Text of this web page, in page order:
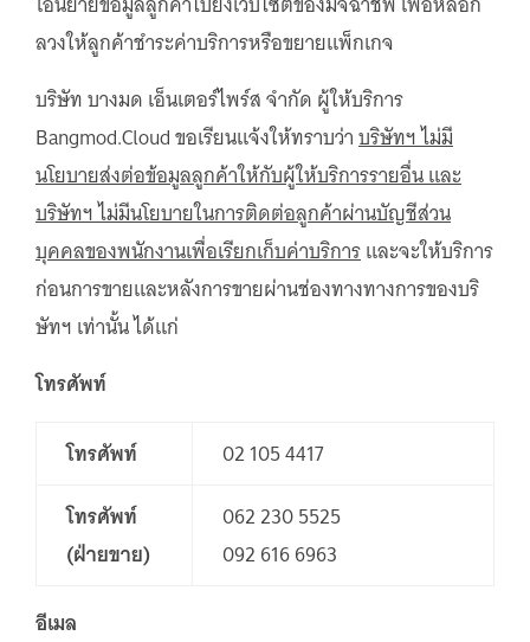
ลวงให้ลูกค้าชำระค่าบริการหรือขยายแพ็กเกจ
บริษัท บางมด เอ็นเตอร์ไพร์ส จำกัด ผู้ให้บริการ
Bangmod.Cloud ขอเรียนแจ้งให้ทราบว่าบริษัทฯ ไม่มี
นโยบายส่งต่อข้อมูลลูกค้าให้กับผู้ให้บริการรายอื่น และ
บริษัทฯ ไม่มีนโยบายในการติดต่อลูกค้าผ่านบัญชีส่วน
บุคคลของพนักงานเพื่อเรียกเก็บค่าบริการและจะให้บริการ
ก่อนการขายและหลังการขายผ่านช่องทางทางการของบริ
ษัทฯ เท่านั้น ได้แก่
โทรศัพท์
โทรศัพท์
02 105 4417
โทรศัพท์
(ฝ่ายขาย)
062 230 5525
092 616 6963
อีเมล